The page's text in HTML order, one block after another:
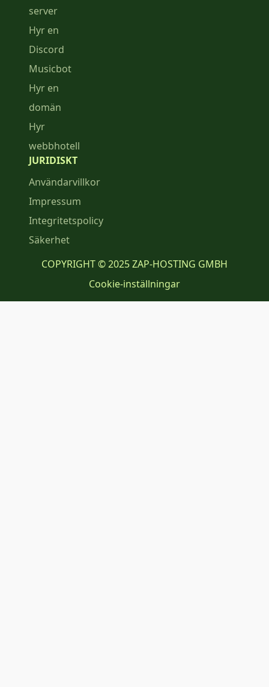
server
Hyr en
Discord
Musicbot
Hyr en
domän
Hyr
webbhotell
JURIDISKT
Användarvillkor
Impressum
Integritetspolicy
Säkerhet
COPYRIGHT © 2025 ZAP-HOSTING GMBH
Cookie-inställningar